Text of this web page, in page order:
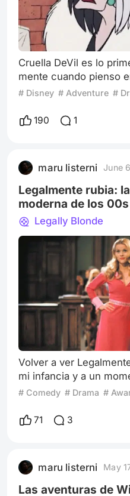
Cruella DeVil es lo
mente cuando pienso
desde su forma de
mis creaciones
obtuvo el
presentación, pero a lo
# Disney # Adventure #
190 1
maru listerni June
Legalmente rubia:
moderna de los 00s
Legally Blonde
Volver a ver
mi infancia y a un
que las ideas sobre el
hablaba un poco mas
moderno incluso 23
estreno. Elle Woods,
por Reese
# Comedy # Drama
71 3
maru listerni May
Las aventuras de